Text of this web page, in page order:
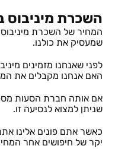
השכרת מיניבוס
המחיר של השכרת
שמעסיק את כולנו.
לפני שאנחנו מזמינים
האם אנחנו מקבלים את
אם אותה חברת הסעות
שניתן למצוא לנסיעה זו.
כאשר אתם פונים אלינו
יקר של חיפושים אחר